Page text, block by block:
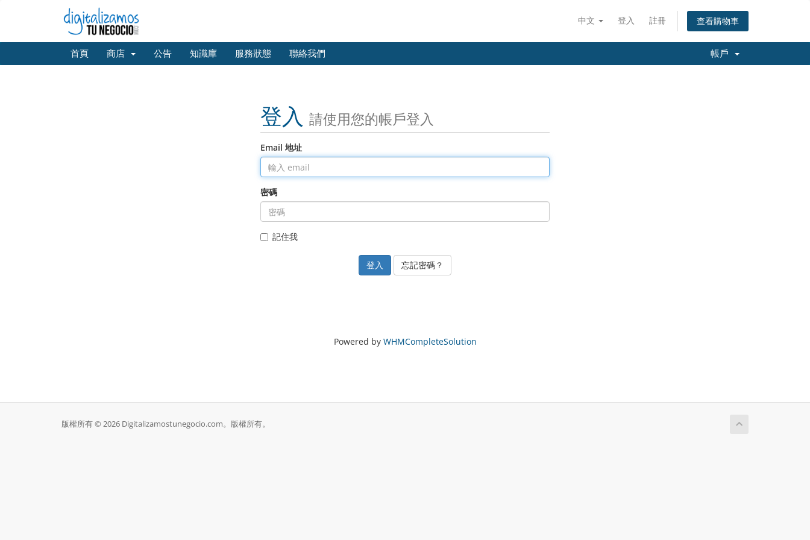
中文 登入 註冊 查看購物車
首頁 商店 公告 知識庫 服務狀態 聯絡我們 帳戶
登入 請使用您的帳戶登入
Email 地址
密碼
記住我
忘記密碼？
Powered by WHMCompleteSolution
版權所有 © 2026 Digitalizamostunegocio.com。版權所有。